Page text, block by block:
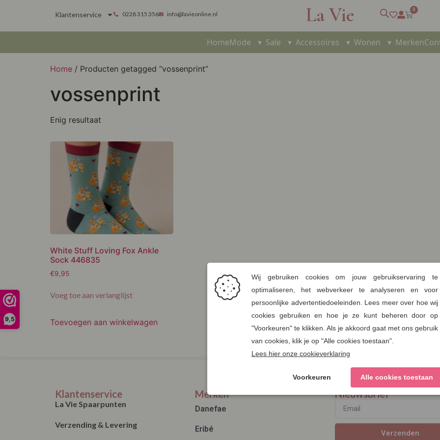
9,5
Klantenservice 0228 315 356 info@lavieonline.nl La Vie 0
HomeMode ▾ Sale ▾ Accessoires ▾ Wonen ▾ Merken
Home / Producten getagged “vossenprint”
vossenprint
Enig resultaat
White Stuff Loving Fox Ankle
Sock 446835
€9,95
Voeg toe aan verlanglijst
Toevoegen aan winkelwagen
Klantenservice
La Vie Spaarpunten
Verzending & Levering
Merken
Danefae
Eribé
Nieuwsbrief
Verzenden